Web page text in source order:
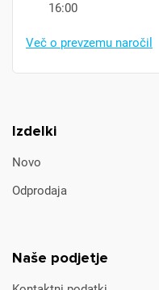
Izdelki
Novo
Odprodaja
Naše podjetje
16:00
Več o prevzemu naročil